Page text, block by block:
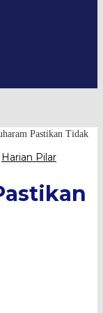
Pastikan Tidak
Harian Pilar